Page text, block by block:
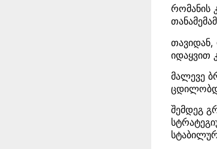
რომანის
იდაყვით
მალევე
შემდეგ